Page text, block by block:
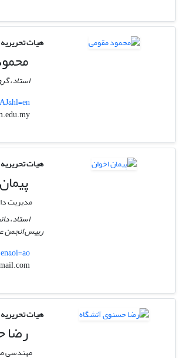
هیات تحریریه
استاد،
mahmoud
هیات تحریریه
مدیریت
استاد،
رییس انجمن
akhavan.peyman
هیات تحریریه
رضا
مهندسی